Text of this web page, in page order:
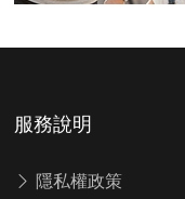
服務說明
隱私權政策